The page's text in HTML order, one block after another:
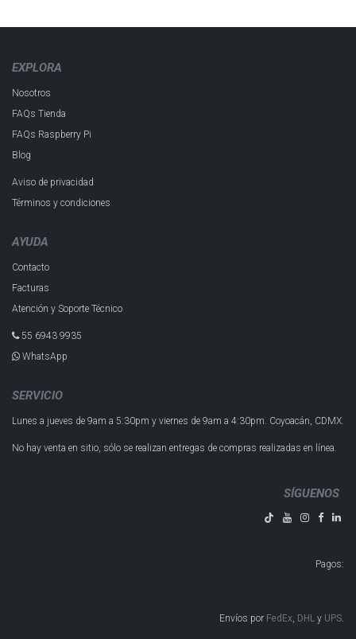
EXPLORA
Nosotros
FAQs Tienda
FAQs Raspberry Pi
Blog
Aviso de privacidad
Términos y condiciones
AYUDA
Contacto
Facturas
Atención y Soporte Técnico
55 6943 993​5
WhatsApp
SERVICIO
Lunes a jueves de 9am a 5:30pm y viernes de 9am a 4:30pm. Coyoacán, CDMX.
No hay venta en sitio, sólo se realizan entregas de compras realizadas en línea.
SÍGUENOS
Pagos:
Envíos por FedEx, DHL y UPS​​​​​​.